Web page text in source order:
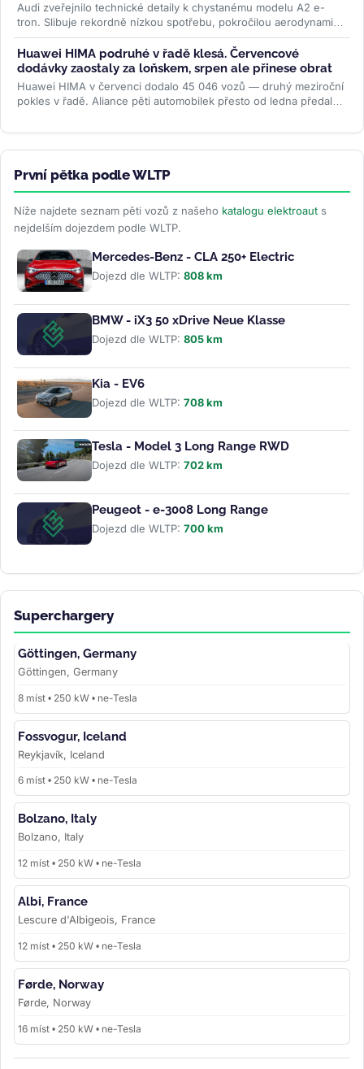
Audi zveřejnilo technické detaily k chystanému modelu A2 e-
tron. Slibuje rekordně nízkou spotřebu, pokročilou aerodynamiku
i LFP baterii....>>
Huawei HIMA podruhé v řadě klesá. Červencové
dodávky zaostaly za loňskem, srpen ale přinese obrat
Huawei HIMA v červenci dodalo 45 046 vozů — druhý meziroční
pokles v řadě. Aliance pěti automobilek přesto od ledna předala
První pětka podle WLTP
Níže najdete seznam pěti vozů z našeho katalogu elektroaut s
nejdelším dojezdem podle WLTP.
Mercedes-Benz - CLA 250+ Electric
Dojezd dle WLTP: 808 km
BMW - iX3 50 xDrive Neue Klasse
Dojezd dle WLTP: 805 km
Kia - EV6
Dojezd dle WLTP: 708 km
Tesla - Model 3 Long Range RWD
Dojezd dle WLTP: 702 km
Peugeot - e-3008 Long Range
Dojezd dle WLTP: 700 km
Superchargery
Göttingen, Germany
Göttingen, Germany
8 míst • 250 kW • ne-Tesla
Fossvogur, Iceland
Reykjavík, Iceland
6 míst • 250 kW • ne-Tesla
Bolzano, Italy
Bolzano, Italy
12 míst • 250 kW • ne-Tesla
Albi, France
Lescure d'Albigeois, France
12 míst • 250 kW • ne-Tesla
Førde, Norway
Førde, Norway
16 míst • 250 kW • ne-Tesla